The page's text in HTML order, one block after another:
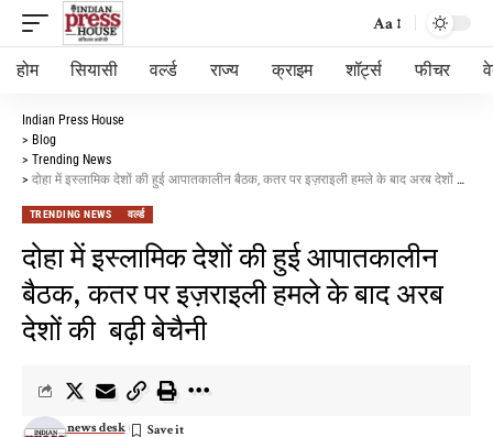
Aa
होम सियासी वर्ल्ड राज्य क्राइम शॉर्ट्स फीचर
Indian Press House
> Blog
> Trending News
> दोहा में इस्लामिक देशों की हुई आपातकालीन बैठक, कतर पर इज़राइली हमले के बाद अरब देशों की बढ़ी बेचैनी
TRENDING NEWS वर्ल्ड
दोहा में इस्लामिक देशों की हुई आपातकालीन
बैठक, कतर पर इज़राइली हमले के बाद अरब
देशों की बढ़ी बेचैनी
news desk